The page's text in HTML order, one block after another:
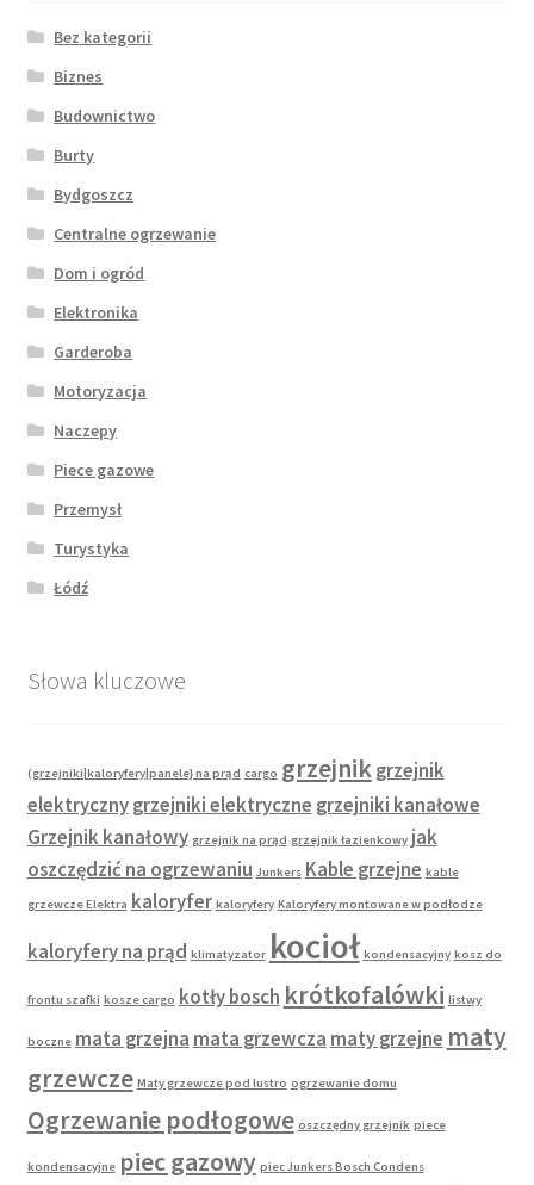
Bez kategorii
Biznes
Budownictwo
Burty
Bydgoszcz
Centralne ogrzewanie
Dom i ogród
Elektronika
Garderoba
Motoryzacja
Naczepy
Piece gazowe
Przemysł
Turystyka
Łódź
Słowa kluczowe
(grzejniki|kaloryfery|panele} na prąd cargo grzejnik grzejnik
elektryczny grzejniki elektryczne grzejniki kanałowe
Grzejnik kanałowy grzejnik na prąd grzejnik łazienkowy jak
oszczędzić na ogrzewaniu Junkers Kable grzejne kable
grzewcze Elektra kaloryfer kaloryfery Kaloryfery montowane w podłodze
kaloryfery na prąd klimatyzator kocioł kondensacyjny kosz do
frontu szafki kosze cargo kotły bosch krótkofalówki listwy
boczne mata grzejna mata grzewcza maty grzejne maty
grzewcze Maty grzewcze pod lustro ogrzewanie domu
Ogrzewanie podłogowe oszczędny grzejnik piece
kondensacyjne piec gazowy piec Junkers Bosch Condens